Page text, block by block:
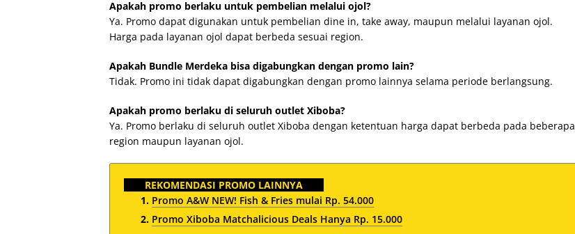
Apakah promo berlaku untuk pembelian melalui ojol?
Ya. Promo dapat digunakan untuk pembelian dine in, take away, maupun melalui layanan ojol.
Harga pada layanan ojol dapat berbeda sesuai region.
Apakah Bundle Merdeka bisa digabungkan dengan promo lain?
Tidak. Promo ini tidak dapat digabungkan dengan promo lainnya selama periode berlangsung.
Apakah promo berlaku di seluruh outlet Xiboba?
Ya. Promo berlaku di seluruh outlet Xiboba dengan ketentuan harga dapat berbeda pada beberapa
region maupun layanan ojol.
REKOMENDASI PROMO LAINNYA
Promo A&W NEW! Fish & Fries mulai Rp. 54.000
Promo Xiboba Matchalicious Deals Hanya Rp. 15.000